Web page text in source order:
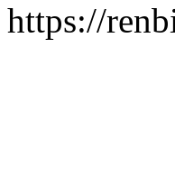
https://